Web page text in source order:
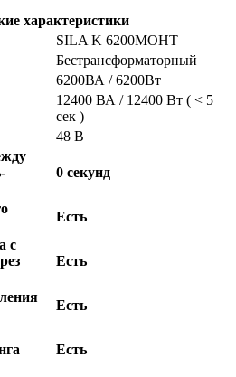
характеристики
SILA K 6200MOHT
Бестрансформаторный
6200ВА / 6200Вт
12400 ВА / 12400 Вт ( < 5
сек )
48 В
0 секунд
Есть
с
Есть
Есть
Есть